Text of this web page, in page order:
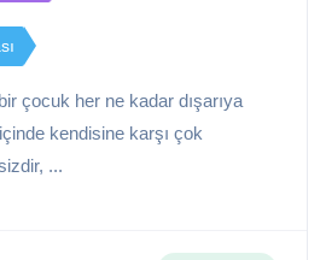
çocuk her ne kadar dışarıya
kendisine karşı çok
...